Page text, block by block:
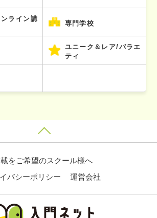
ライン講
専門学校
ユニーク＆レア/バラエ
ティ
をご希望のスクール様へ
バシーポリシー
運営会社